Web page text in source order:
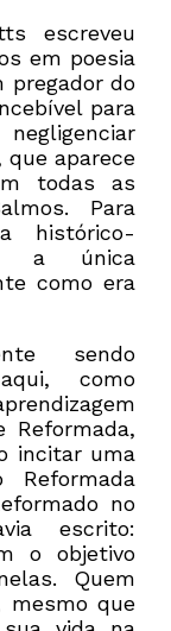
escreveu
em poesia
pregador do
para
aparece
todas as
Para
histórico-
a única
como era
sendo
como
Reformada,
incitar uma
no
escrito:
o objetivo
Quem
mesmo que